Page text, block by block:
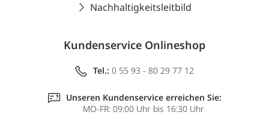
Nachhaltigkeitsleitbild
Kundenservice Onlineshop
Tel.: 0 55 93 - 80 29 77 12
Unseren Kundenservice erreichen Sie:
MO-FR: 09:00 Uhr bis 16:30 Uhr